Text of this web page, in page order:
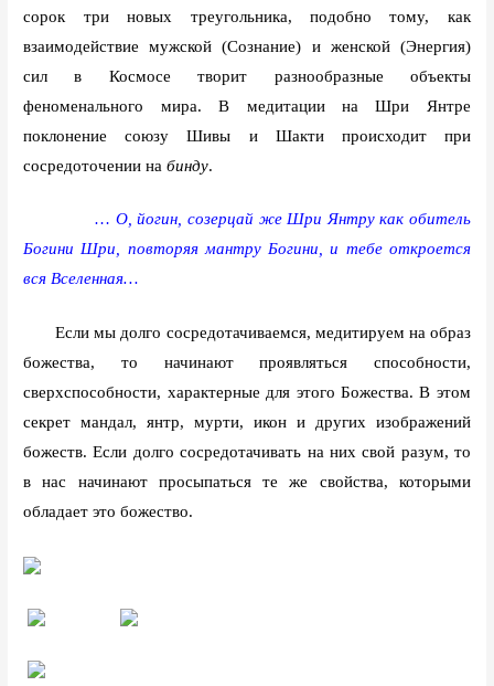
сорок три новых треугольника, подобно тому, как
взаимодействие мужской (Сознание) и женской (Энергия)
сил в Космосе творит разнообразные объекты
феноменального мира. В медитации на Шри Янтре
поклонение союзу Шивы и Шакти происходит при
сосредоточении набинду.
… О, йогин, созерцай же Шри Янтру как обитель
Богини Шри, повторяя мантру Богини, и тебе откроется
вся Вселенная…
Если мы долго сосредотачиваемся, медитируем на образ
божества, то начинают проявляться способности,
сверхспособности, характерные для этого Божества. В этом
секрет мандал, янтр, мурти, икон и других изображений
божеств. Если долго сосредотачивать на них свой разум, то
в нас начинают просыпаться те же свойства, которыми
обладает это божество.